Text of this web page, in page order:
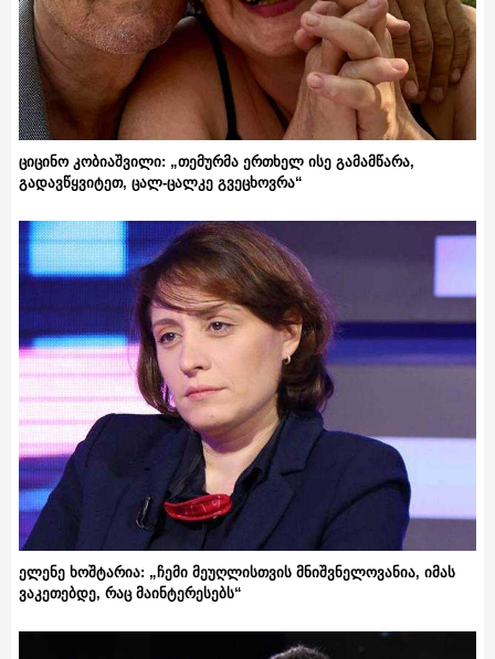
ციცინო კობიაშვილი: „თემურმა ერთხელ ისე გამამწარა,
გადავწყვიტეთ, ცალ-ცალკე გვეცხოვრა“
ელენე ხოშტარია: „ჩემი მეუღლისთვის მნიშვნელოვანია, იმას
ვაკეთებდე, რაც მაინტერესებს“